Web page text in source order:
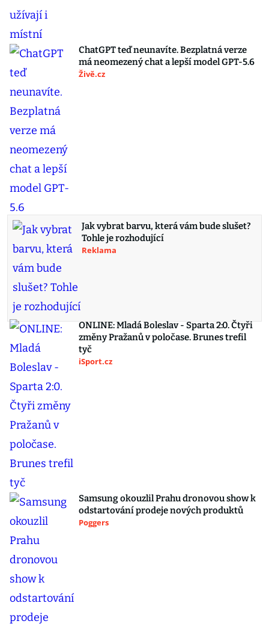
ChatGPT teď neunavíte. Bezplatná verze
má neomezený chat a lepší model GPT-5.6
Živě.cz
Jak vybrat barvu, která vám bude slušet?
Tohle je rozhodující
Reklama
ONLINE: Mladá Boleslav - Sparta 2:0. Čtyři
změny Pražanů v poločase. Brunes trefil
tyč
iSport.cz
Samsung okouzlil Prahu dronovou show k
odstartování prodeje nových produktů
Poggers